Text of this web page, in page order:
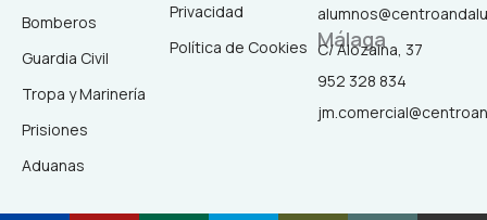
- m
Bomberos
Guardia Civil
Tropa y Marinería
Prisiones
Aduanas
Privacidad
Política de Cookies Málaga
C/ Alozaina, 37
952 328 834